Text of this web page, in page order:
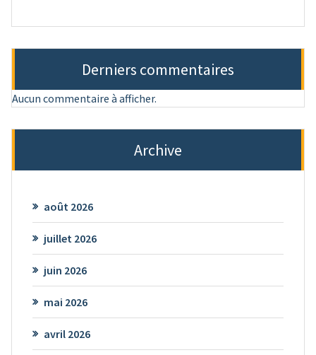
Derniers commentaires
Aucun commentaire à afficher.
Archive
août 2026
juillet 2026
juin 2026
mai 2026
avril 2026